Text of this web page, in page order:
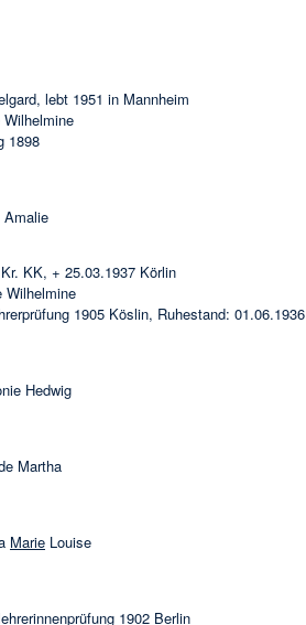
lebt 1951 in Mannheim
Wilhelmine
1898
Amalie
KK, + 25.03.1937 Körlin
Wilhelmine
1905 Köslin, Ruhestand: 01.06.1936
Hedwig
Martha
Marie Louise
1902 Berlin